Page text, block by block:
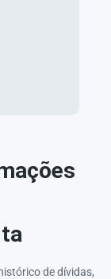
de dívidas,